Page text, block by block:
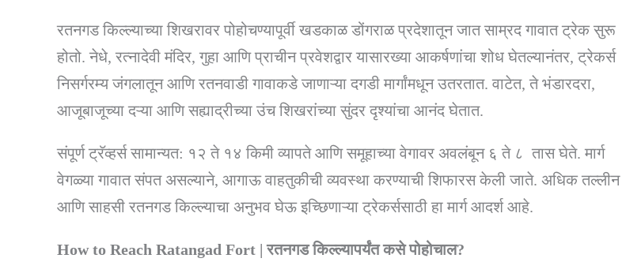
रतनगड किल्ल्याच्या शिखरावर पोहोचण्यापूर्वी खडकाळ डोंगराळ प्रदेशातून जात साम्रद गावात ट्रेक सुरू
होतो. नेधे, रत्नादेवी मंदिर, गुहा आणि प्राचीन प्रवेशद्वार यासारख्या आकर्षणांचा शोध घेतल्यानंतर, ट्रेकर्स
निसर्गरम्य जंगलातून आणि रतनवाडी गावाकडे जाणाऱ्या दगडी मार्गांमधून उतरतात. वाटेत, ते भंडारदरा,
आजूबाजूच्या दऱ्या आणि सह्याद्रीच्या उंच शिखरांच्या सुंदर दृश्यांचा आनंद घेतात.
संपूर्ण ट्रॅव्हर्स सामान्यत: १२ ते १४ किमी व्यापते आणि समूहाच्या वेगावर अवलंबून ६ ते ८ तास घेते. मार्ग
वेगळ्या गावात संपत असल्याने, आगाऊ वाहतुकीची व्यवस्था करण्याची शिफारस केली जाते. अधिक तल्लीन
आणि साहसी रतनगड किल्ल्याचा अनुभव घेऊ इच्छिणाऱ्या ट्रेकर्ससाठी हा मार्ग आदर्श आहे.
How to Reach Ratangad Fort | रतनगड किल्ल्यापर्यंत कसे पोहोचाल?